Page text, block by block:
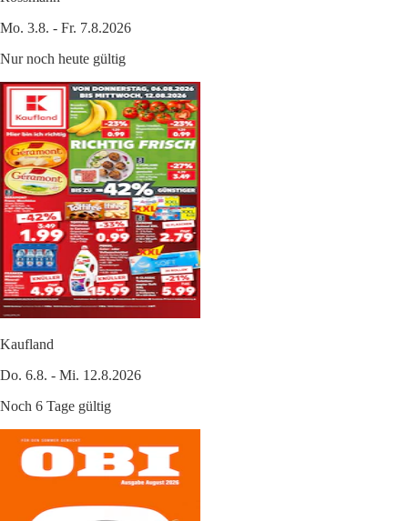
Mo. 3.8. - Fr. 7.8.2026
Nur noch heute gültig
Kaufland
Do. 6.8. - Mi. 12.8.2026
Noch 6 Tage gültig